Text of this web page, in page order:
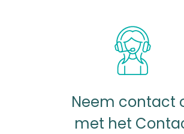
Neem contact
met het